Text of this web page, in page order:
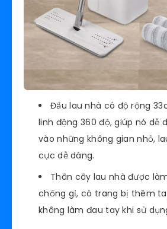
Đầu lau nhà có độ rộng
linh động 360 độ, giúp nó dễ
vào những không gian nhỏ,
cực dễ dàng.
Thân cây lau nhà được
chống gỉ, có trang bị thêm
không làm đau tay khi sử